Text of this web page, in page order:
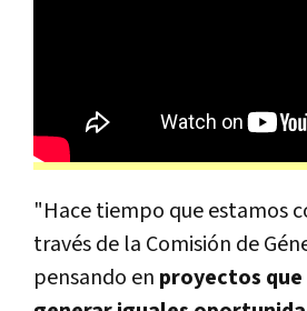
"Hace tiempo que estamos
través de la Comisión de
pensando en proyectos que